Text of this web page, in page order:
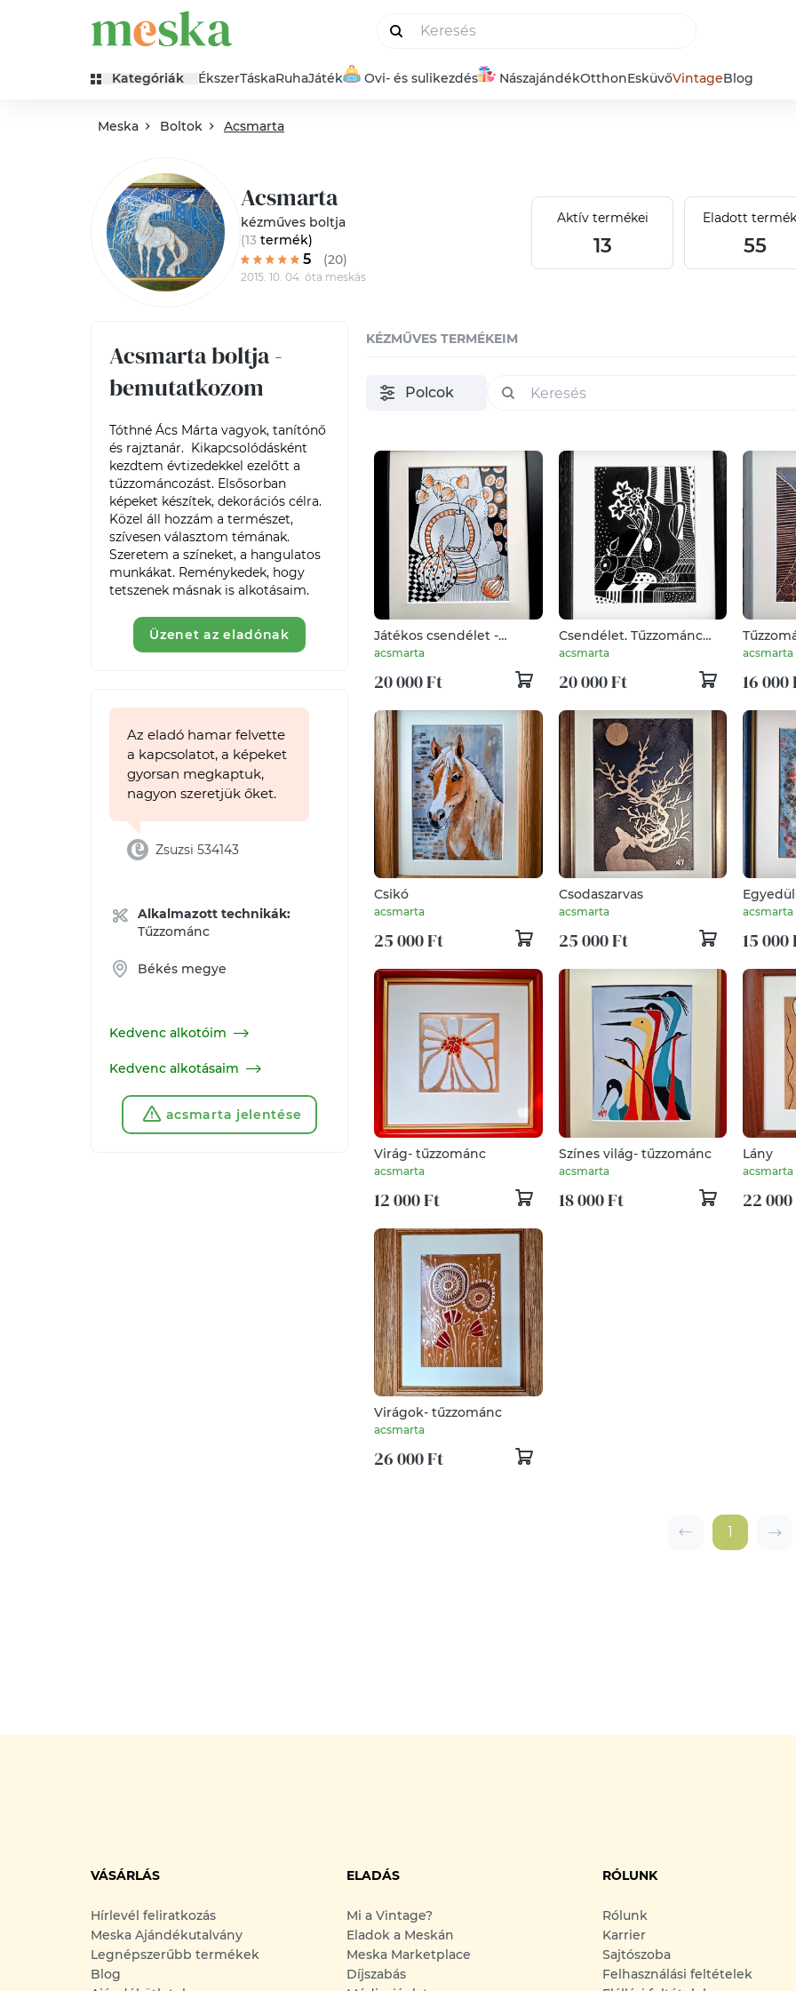
Kategóriák ÉkszerTáskaRuhaJáték Ovi- és sulikezdés NászajándékOtthonEsküvőVintageBlog
Meska Boltok Acsmarta
Acsmarta
kézműves boltja
(13 termék)
5 (20)
2015. 10. 04. óta meskás
Aktív termékei
13
Eladott
55
Acsmarta boltja -
bemutatkozom
Tóthné Ács Márta vagyok, tanítónő
és rajztanár.  Kikapcsolódásként
kezdtem évtizedekkel ezelőtt a
tűzzománcozást. Elsősorban
képeket készítek, dekorációs célra.
Közel áll hozzám a természet,
szívesen választom témának.
Szeretem a színeket, a hangulatos
munkákat. Reménykedek, hogy
tetszenek másnak is alkotásaim.
Üzenet az eladónak
Az eladó hamar felvette
a kapcsolatot, a képeket
gyorsan megkaptuk,
nagyon szeretjük őket.
Zsuzsi 534143
Alkalmazott technikák:
Tűzzománc
Békés megye
Kedvenc alkotóim
Kedvenc alkotásaim
acsmarta jelentése
KÉZMŰVES TERMÉKEIM
Polcok
Játékos csendélet -
Tűzzománc
acsmarta
20 000 Ft
Csendélet. Tűzzománc
kép
acsmarta
20 000 Ft
acsmarta
16 000
Csikó
acsmarta
25 000 Ft
Csodaszarvas
acsmarta
25 000 Ft
acsmarta
15 000
Virág- tűzzománc
acsmarta
12 000 Ft
Színes világ- tűzzománc
acsmarta
18 000 Ft
Lány
acsmarta
22
Virágok- tűzzománc
acsmarta
26 000 Ft
1
VÁSÁRLÁS
Hírlevél feliratkozás
Meska Ajándékutalvány
Legnépszerűbb termékek
Blog
ELADÁS
Mi a Vintage?
Eladok a Meskán
Meska Marketplace
Díjszabás
RÓLUNK
Rólunk
Karrier
Sajtószoba
Felhasználási feltételek